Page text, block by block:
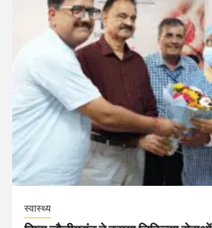
स्वास्थ्य